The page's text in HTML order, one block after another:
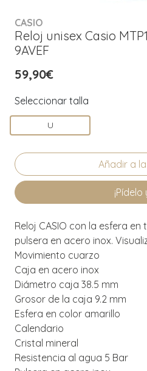
CASIO
Reloj unisex Casio
9AVEF
59,90€
Seleccionar talla
U
¡Pídelo
Reloj CASIO con la esfera
pulsera en acero inox.
Movimiento cuarzo
Caja en acero inox
Diámetro caja 38.5 mm
Grosor de la caja 9.2 mm
Esfera en color amarillo
Calendario
Cristal mineral
Resistencia al agua 5 Bar